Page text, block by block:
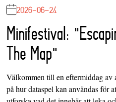
2026-06-24
Minifestival:
The Map"
Välkommen till en eftermiddag av
på hur dataspel kan användas för